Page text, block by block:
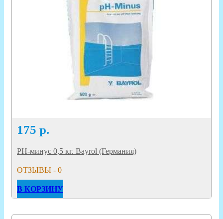
175 р.
PН-минус 0,5 кг. Bayrol (Германия)
ОТЗЫВЫ - 0
В КОРЗИНУ